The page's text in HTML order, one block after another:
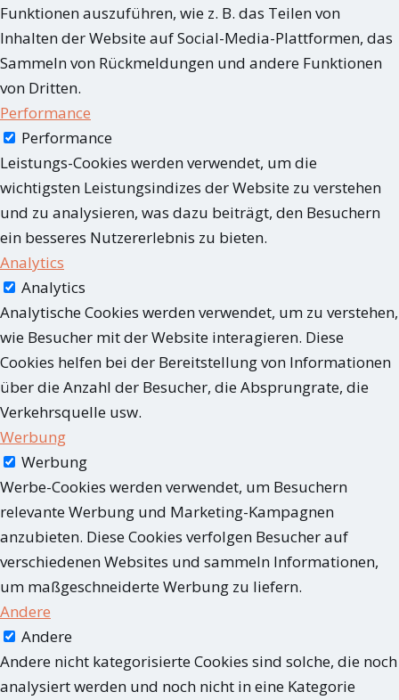
Funktionen auszuführen, wie z. B. das Teilen von
Inhalten der Website auf Social-Media-Plattformen, das
Sammeln von Rückmeldungen und andere Funktionen
von Dritten.
Performance
Performance
Leistungs-Cookies werden verwendet, um die
wichtigsten Leistungsindizes der Website zu verstehen
und zu analysieren, was dazu beiträgt, den Besuchern
ein besseres Nutzererlebnis zu bieten.
Analytics
Analytics
Analytische Cookies werden verwendet, um zu verstehen,
wie Besucher mit der Website interagieren. Diese
Cookies helfen bei der Bereitstellung von Informationen
über die Anzahl der Besucher, die Absprungrate, die
Verkehrsquelle usw.
Werbung
Werbung
Werbe-Cookies werden verwendet, um Besuchern
relevante Werbung und Marketing-Kampagnen
anzubieten. Diese Cookies verfolgen Besucher auf
verschiedenen Websites und sammeln Informationen,
um maßgeschneiderte Werbung zu liefern.
Andere
Andere
Andere nicht kategorisierte Cookies sind solche, die noch
analysiert werden und noch nicht in eine Kategorie